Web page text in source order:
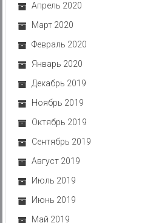
Апрель 2020
Март 2020
Февраль 2020
Январь 2020
Декабрь 2019
Ноябрь 2019
Октябрь 2019
Сентябрь 2019
Август 2019
Июль 2019
Июнь 2019
Май 2019